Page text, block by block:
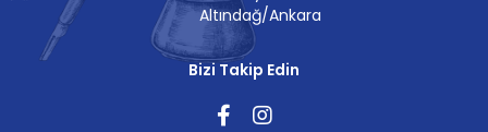
Altındağ/Ankara
Bizi Takip Edin